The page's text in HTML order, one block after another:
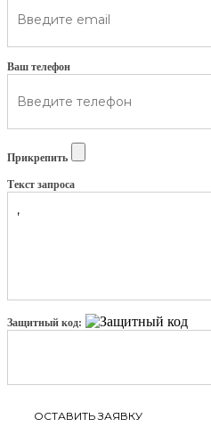
Ваш телефон
Прикрепить
Текст запроса
Защитный код: